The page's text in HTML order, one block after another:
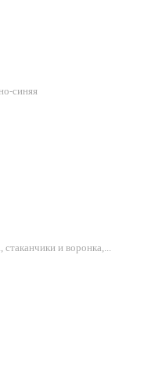
синяя
и воронка,...